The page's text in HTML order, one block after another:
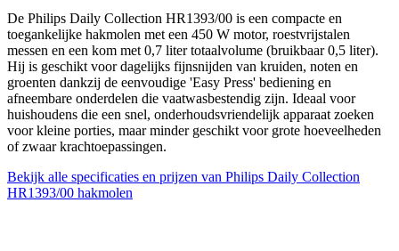
De Philips Daily Collection HR1393/00 is een compacte en
toegankelijke hakmolen met een 450 W motor, roestvrijstalen
messen en een kom met 0,7 liter totaalvolume (bruikbaar 0,5 liter).
Hij is geschikt voor dagelijks fijnsnijden van kruiden, noten en
groenten dankzij de eenvoudige 'Easy Press' bediening en
afneembare onderdelen die vaatwasbestendig zijn. Ideaal voor
huishoudens die een snel, onderhoudsvriendelijk apparaat zoeken
voor kleine porties, maar minder geschikt voor grote hoeveelheden
of zwaar krachtoepassingen.
Bekijk alle specificaties en prijzen van Philips Daily Collection
HR1393/00 hakmolen